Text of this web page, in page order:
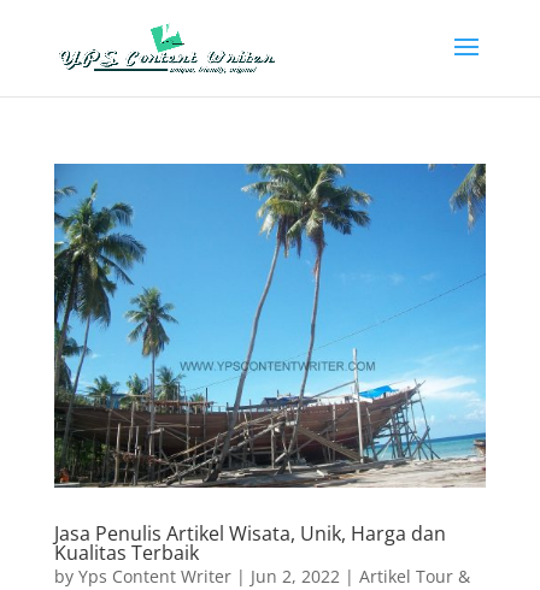
Jasa Penulis Artikel Wisata, Unik, Harga dan
Kualitas Terbaik
by Yps Content Writer| Jun 2, 2022 | Artikel Tour &